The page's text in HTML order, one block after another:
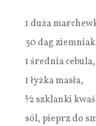
1 duża
30 dag
1 średnia cebula,
1 łyżka masła,
½ szklanki
sól, pieprz do